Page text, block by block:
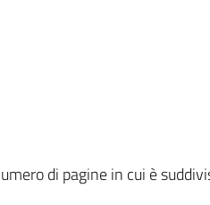
di pagine in cui è